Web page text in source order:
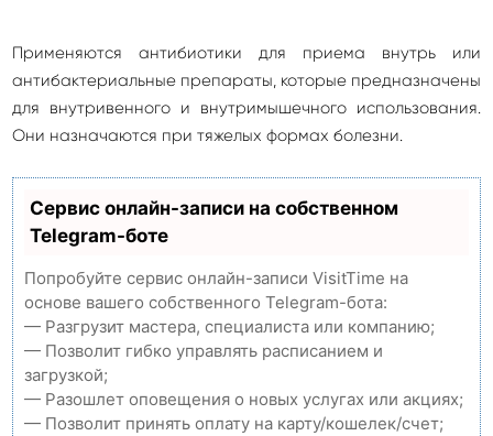
Применяются антибиотики для приема внутрь или
антибактериальные препараты, которые предназначены
для внутривенного и внутримышечного использования.
Они назначаются при тяжелых формах болезни.
Сервис онлайн-записи на собственном
Telegram-боте
Попробуйте сервис онлайн-записи VisitTime на
основе вашего собственного Telegram-бота:
— Разгрузит мастера, специалиста или компанию;
— Позволит гибко управлять расписанием и
загрузкой;
— Разошлет оповещения о новых услугах или акциях;
— Позволит принять оплату на карту/кошелек/счет;